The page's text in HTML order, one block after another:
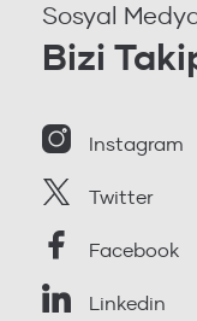
Sosyal
Bizi
Instagram
Twitter
Facebook
Linkedin